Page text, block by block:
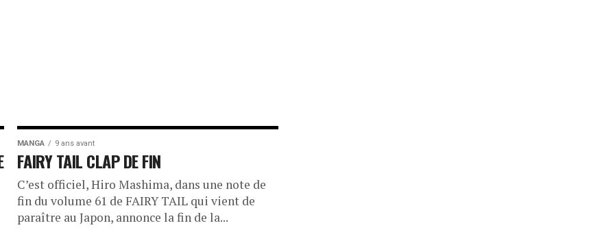
MANGA 9 ans avant
FAIRY TAIL CLAP DE FIN
C’est officiel, Hiro Mashima, dans une note de
fin du volume 61 de FAIRY TAIL qui vient de
paraître au Japon, annonce la fin de la...